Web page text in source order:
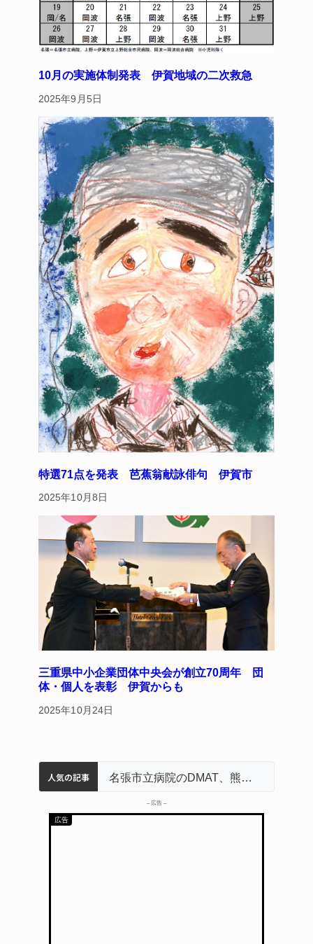
10月の実施体制発表 伊賀地域の二次救急
2025年9月5日
特選71点を発表 芭蕉翁献詠俳句 伊賀市
2025年10月8日
三重県中小企業団体中央会が創立70周年 団
体・個人を表彰 伊賀からも
2025年10月24日
人気の記事
名張市水道料金47％値上げへ 答申案、審議会で大筋まとまる
器物損壊容疑で83歳女逮捕 伊賀署
中学校の陶壁モニュメント 地元建設会社がボランティアで清掃 伊賀 名張市立病院のDMAT、熊本地震の被災地へ 能登以来3回目の派遣
– 広告 –